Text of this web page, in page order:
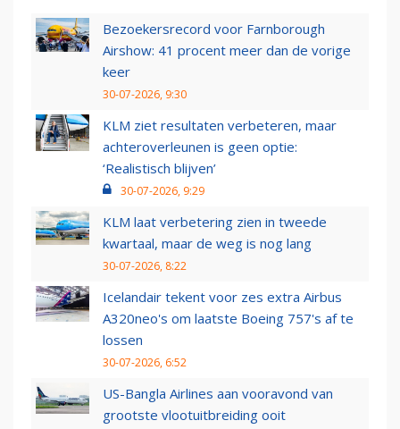
Bezoekersrecord voor Farnborough
Airshow: 41 procent meer dan de vorige
keer
30-07-2026, 9:30
KLM ziet resultaten verbeteren, maar
achteroverleunen is geen optie:
‘Realistisch blijven’
30-07-2026, 9:29
KLM laat verbetering zien in tweede
kwartaal, maar de weg is nog lang
30-07-2026, 8:22
Icelandair tekent voor zes extra Airbus
A320neo's om laatste Boeing 757's af te
lossen
30-07-2026, 6:52
US-Bangla Airlines aan vooravond van
grootste vlootuitbreiding ooit